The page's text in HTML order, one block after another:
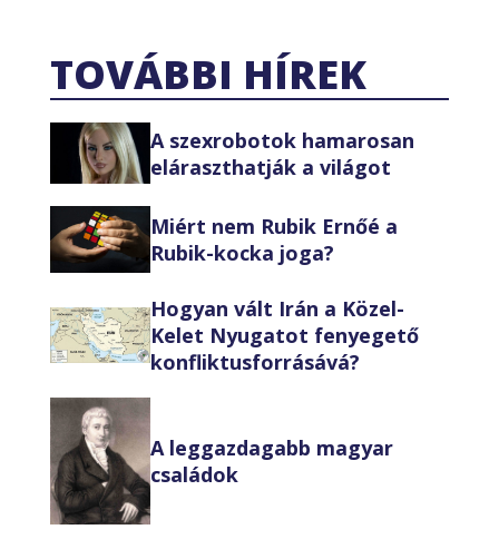
TOVÁBBI HÍREK
A szexrobotok hamarosan
eláraszthatják a világot
Miért nem Rubik Ernőé a
Rubik-kocka joga?
Hogyan vált Irán a Közel-
Kelet Nyugatot fenyegető
konfliktusforrásává?
A leggazdagabb magyar
családok